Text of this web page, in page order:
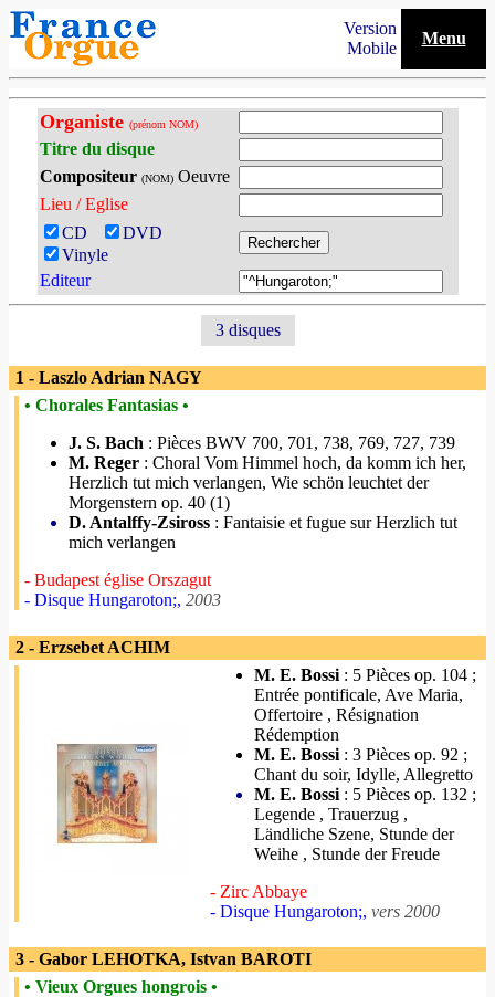
Version
Mobile
Menu
Organiste (prénom NOM)
Titre du disque
Compositeur (NOM)Oeuvre
Lieu / Eglise
CD
DVD
Vinyle
Editeur
3 disques
1 - Laszlo Adrian NAGY
• Chorales Fantasias •
J. S. Bach : Pièces BWV 700, 701, 738, 769, 727, 739
M. Reger : Choral Vom Himmel hoch, da komm ich her,
Herzlich tut mich verlangen, Wie schön leuchtet der
Morgenstern op. 40 (1)
D. Antalffy-Zsiross : Fantaisie et fugue sur Herzlich tut
mich verlangen
- Budapest église Orszagut
- Disque Hungaroton;, 2003
2 - Erzsebet ACHIM
M. E. Bossi : 5 Pièces op. 104 ;
Entrée pontificale, Ave Maria,
Offertoire , Résignation
Rédemption
M. E. Bossi : 3 Pièces op. 92 ;
Chant du soir, Idylle, Allegretto
M. E. Bossi : 5 Pièces op. 132 ;
Legende , Trauerzug ,
Ländliche Szene, Stunde der
Weihe , Stunde der Freude
- Zirc Abbaye
- Disque Hungaroton;, vers 2000
3 - Gabor LEHOTKA, Istvan BAROTI
• Vieux Orgues hongrois •